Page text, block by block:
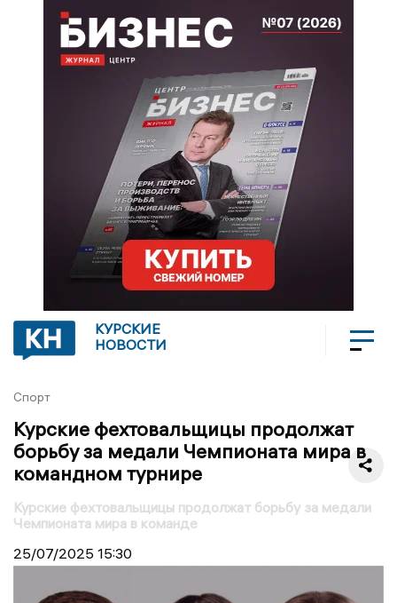
КУРСКИЕ
НОВОСТИ
Спорт
Курские фехтовальщицы продолжат
борьбу за медали Чемпионата мира в
командном турнире
Курские фехтовальщицы продолжат борьбу за медали
Чемпионата мира в команде
25/07/2025 15:30